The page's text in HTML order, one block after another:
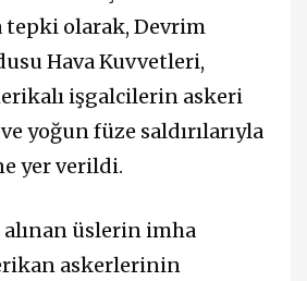
tepki olarak, Devrim
Hava Kuvvetleri,
işgalcilerin askeri
yoğun füze saldırılarıyla
yer verildi.
alınan üslerin imha
askerlerinin